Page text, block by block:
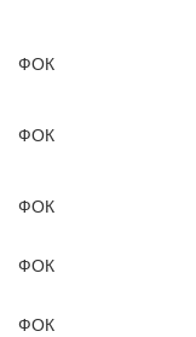
ФОК
ФОК
ФОК
ФОК
ФОК